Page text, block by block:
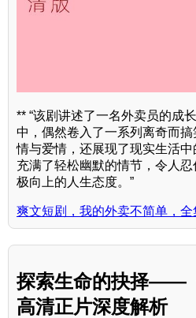
** “该剧讲述了一名外卖员的成
中，偶然卷入了一系列离奇而
情与爱情，还展现了现实生活
充满了轻松幽默的情节，令人
极向上的人生态度。”
爽文短剧，我的外卖不简单，全
探索生命的抉择——
高清正片深度解析